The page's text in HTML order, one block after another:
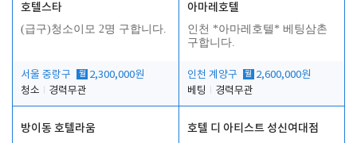
호텔스타
(급구)청소이모 2명 구합니다.
서울 중랑구 월 2,300,000원
청소
경력무관
아마레호텔
인천 *아마레호텔* 베팅삼촌
구합니다.
인천 계양구 월 2,600,000원
베팅
경력무관
방이동 호텔라움 호텔 디 아티스트 성신여대점